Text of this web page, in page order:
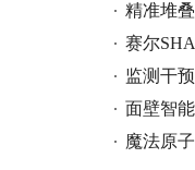
精准堆
赛尔
监测干
面壁智
魔法原